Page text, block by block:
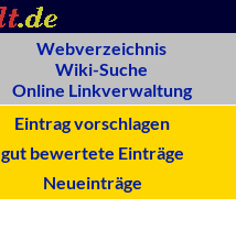
Webverzeichnis
Wiki-Suche
Online Linkverwaltung
Eintrag vorschlagen
gut bewertete Einträge
Neueinträge